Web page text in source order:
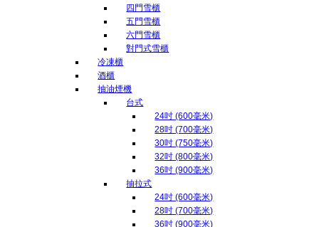
四門雪櫃
五門雪櫃
六門雪櫃
對門式雪櫃
冷凍櫃
酒櫃
抽油煙機
台式
24吋 (600毫米)
28吋 (700毫米)
30吋 (750毫米)
32吋 (800毫米)
36吋 (900毫米)
抽拉式
24吋 (600毫米)
28吋 (700毫米)
36吋 (900毫米)